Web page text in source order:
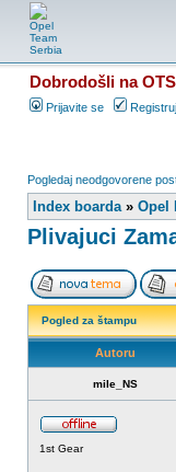
Dobrodošli na
Prijavite se
Pogledaj neodgovorene
Index boarda» Opel
Plivajuci
Pogled za štampu
Autoru
mile_NS
1st Gear